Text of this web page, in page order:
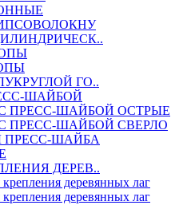
ГО..
ШАЙБОЙ
ПРЕСС-ШАЙБОЙ ОСТРЫЕ
ПРЕСС-ШАЙБОЙ СВЕРЛО
ПРЕСС-ШАЙБА
ДЕРЕВ..
деревянных лаг
деревянных лаг